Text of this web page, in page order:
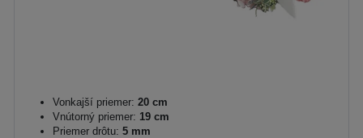
Vonkajší priemer: 20 cm
Vnútorný priemer: 19 cm
Priemer drôtu: 5 mm